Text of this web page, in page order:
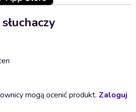
mogą ocenić produkt. Zaloguj